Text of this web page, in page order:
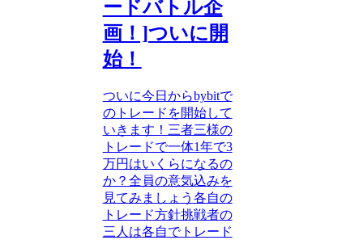
ードバトル企
画！]ついに開
始！
ついに今日からbybitで
のトレードを開始して
いきます！三者三様の
トレードで一体1年で3
万円はいくらになるの
か？全員の意気込みを
見てみましょう各自の
トレード方針挑戦者の
三人は各自でトレード